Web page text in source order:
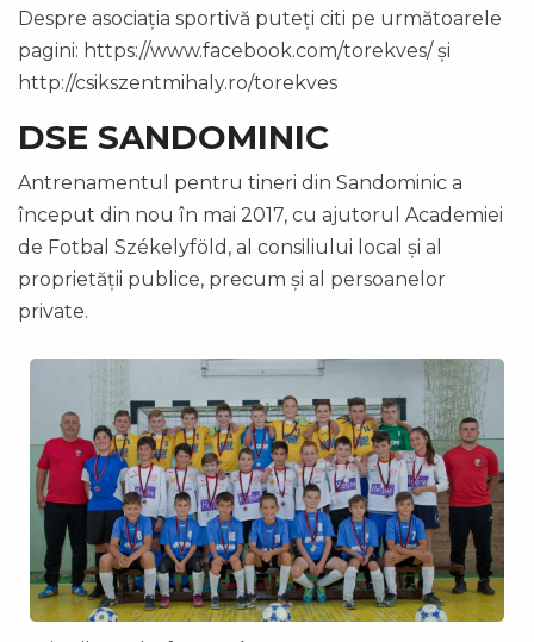
Despre asociația sportivă puteți citi pe următoarele
pagini: https://www.facebook.com/torekves/ și
http://csikszentmihaly.ro/torekves
DSE SANDOMINIC
Antrenamentul pentru tineri din Sandominic a
început din nou în mai 2017, cu ajutorul Academiei
de Fotbal Székelyföld, al consiliului local și al
proprietății publice, precum și al persoanelor
private.